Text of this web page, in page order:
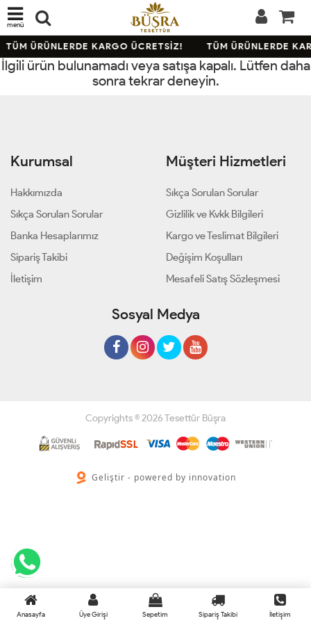
menü
TÜM ÜRÜNLERDE KARGO ÜCRETSİZ! TÜM ÜRÜNLERDE
İlgili ürün bulunamadı veya satışa kapalı. Lütfen daha
sonra tekrar deneyin.
Kurumsal
Hakkımızda
Sıkça Sorulan Sorular
Banka Hesaplarımız
Sipariş Takibi
İletişim
Müşteri Hizmetleri
Sıkça Sorulan Sorular
Gizlilik ve Kvkk Bilgileri
Kargo ve Teslimat Bilgileri
Değişim Koşulları
Mesafeli Satış Sözleşmesi
Sosyal Medya
Copyrights © 2026 Tesettür Büşra
Geliştir - powered by innovation
Anasayfa Üye Girişi Sepetim Sipariş Takibi İletişim